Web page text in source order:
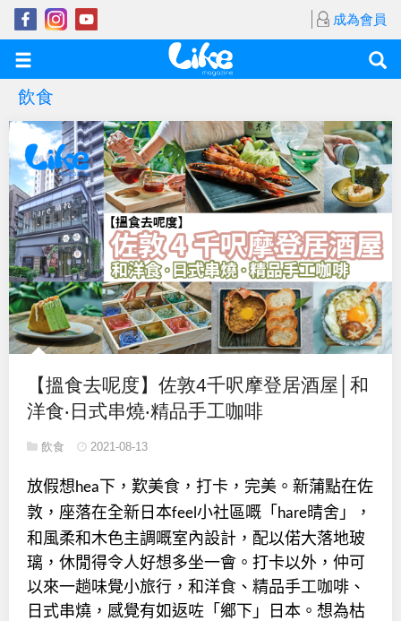
成為會員
飲食
【搵食去呢度】佐敦4千呎摩登居酒屋│和
洋食‧日式串燒‧精品手工咖啡
飲食 2021-08-13
放假想hea下，歎美食，打卡，完美。新蒲點在佐
敦，座落在全新日本feel小社區嘅「hare晴舍」，
和風柔和木色主調嘅室內設計，配以偌大落地玻
璃，休閒得令人好想多坐一會。打卡以外，仲可
以來一趟味覺小旅行，和洋食、精品手工咖啡、
日式串燒，感覺有如返咗「鄉下」日本。想為枯